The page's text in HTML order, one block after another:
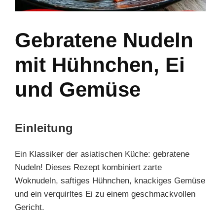
Gebratene Nudeln
mit Hühnchen, Ei
und Gemüse
Einleitung
Ein Klassiker der asiatischen Küche: gebratene
Nudeln! Dieses Rezept kombiniert zarte
Woknudeln, saftiges Hühnchen, knackiges Gemüse
und ein verquirltes Ei zu einem geschmackvollen
Gericht.